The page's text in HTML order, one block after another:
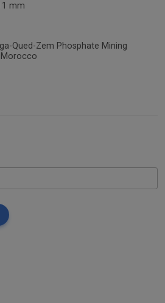
mm
Qued-Zem Phosphate Mining
Morocco